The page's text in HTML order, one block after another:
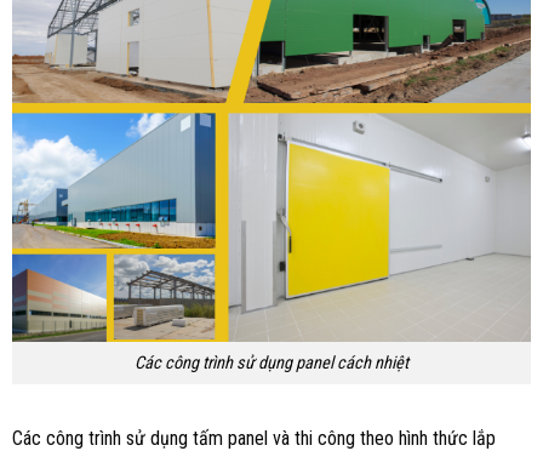
Các công trình sử dụng panel cách nhiệt
Các công trình sử dụng tấm panel và thi công theo hình thức lắp